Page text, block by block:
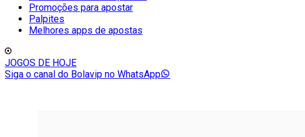
Promoções para apostar
Palpites
Melhores apps de apostas
JOGOS DE HOJE
Siga o canal do Bolavip no WhatsApp